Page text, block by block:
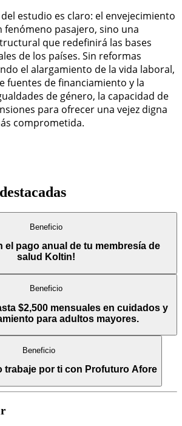
estudio es claro: el envejecimiento
fenómeno pasajero, sino una
que redefinirá las bases
de los países. Sin reformas
el alargamiento de la vida laboral,
fuentes de financiamiento y la
de género, la capacidad de
para ofrecer una vejez digna
comprometida.
Beneficio
el pago anual de tu membresía de
salud Koltin!
Beneficio
$2,500 mensuales en cuidados y
para adultos mayores.
Beneficio
trabaje por ti con Profuturo Afore